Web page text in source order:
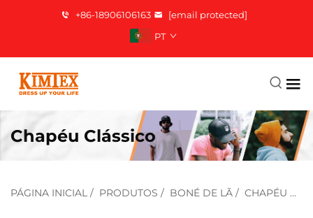
+86-18906106163
[email protected]
PT
Chapéu Clássico
PÁGINA INICIAL / PRODUTOS / BONÉ DE LÃ / CHAPÉU CLÁSSICO